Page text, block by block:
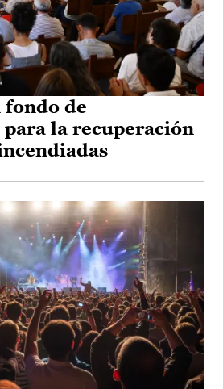
fondo de
la recuperación